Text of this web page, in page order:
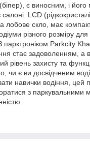
є виносним, і
салоні. LCD
лобове скло, має
різного розміру
парктроніком Parkcity
стає задоволенням, а
рівень захисту та
чи є ви досвідченим
навички водіння, цей
з паркувальними